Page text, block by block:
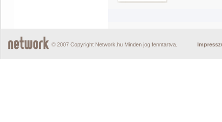
© 2007 Copyright Network.hu Minden jog fenntartva.